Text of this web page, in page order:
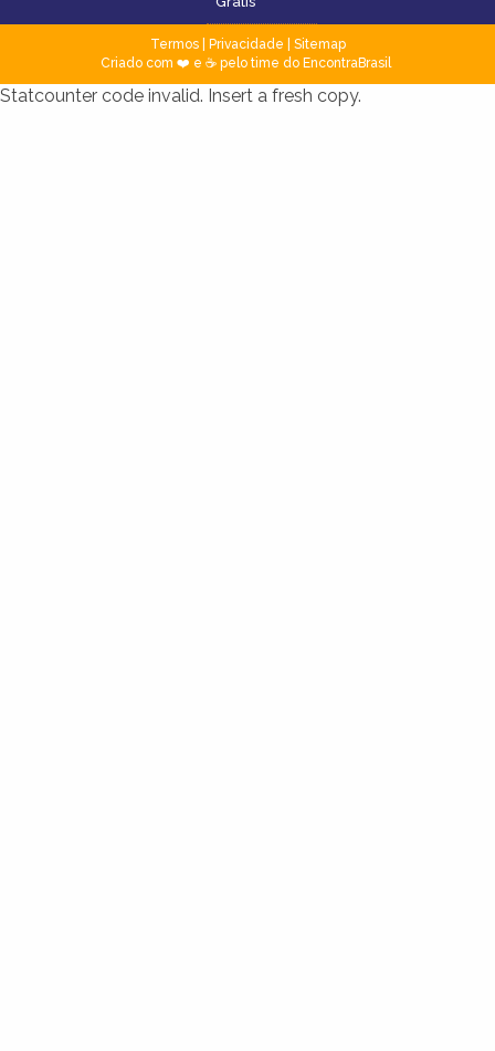
Termos| Privacidade
Sitemap
Criado com ❤️ e ☕ pelo time do EncontraBrasil
Statcounter code invalid. Insert a fresh copy.